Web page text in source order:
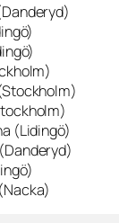
(Lidingö)